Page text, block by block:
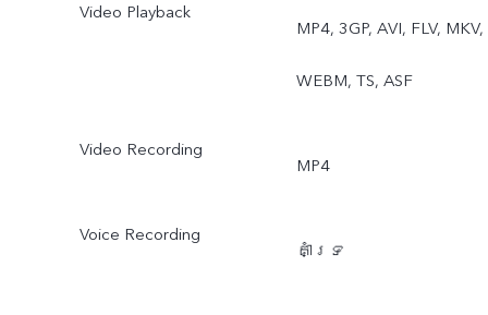
Video Playback
MP4, 3GP, AVI, FLV, MKV,
WEBM, TS, ASF
Video Recording
MP4
Voice Recording
គាំទ្រ